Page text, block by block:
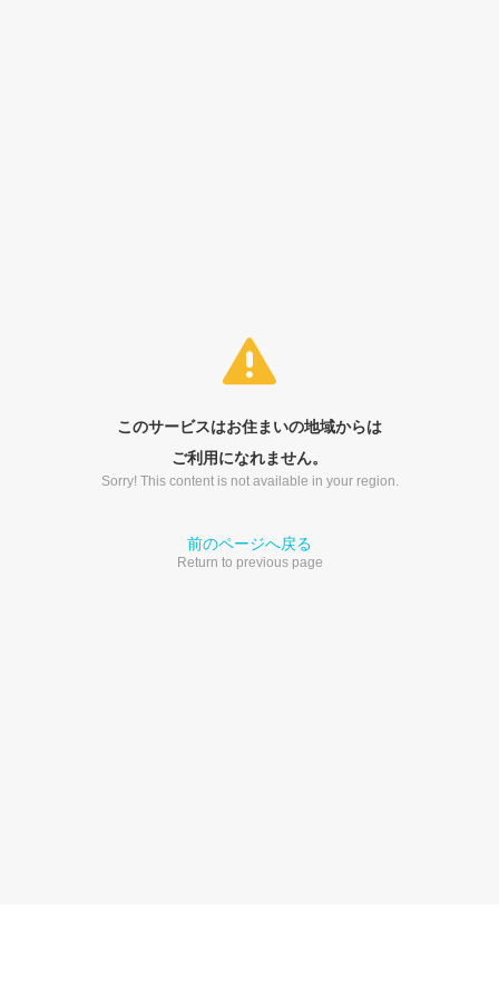
このサービスはお住まいの地域からは
ご利用になれません。
Sorry! This content is not available in your region.
前のページへ戻る
Return to previous page